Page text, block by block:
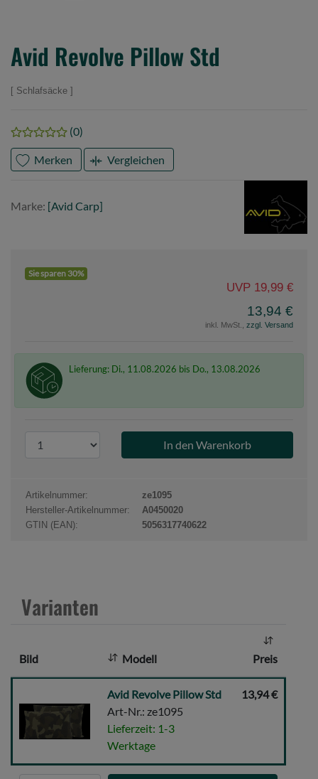
Avid Revolve Pillow Std
Schlafsäcke
(0)
Merken Vergleichen
Marke: [Avid Carp]
Sie sparen 30%
UVP 19,99 €
13,94 €
inkl. MwSt., zzgl. Versand
Lieferung: Di., 11.08.2026 bis Do., 13.08.2026
r
d
u
k
a
:
Artikelnummer:
ze1095
Hersteller-Artikelnummer:
A0450020
GTIN (EAN):
5056317740622
Varianten
Bild Modell Preis
Revolve
Pillow
Avid Revolve Pillow Std
Art-Nr.: ze1095
Lieferzeit: 1-3
Werktage
13,94 €